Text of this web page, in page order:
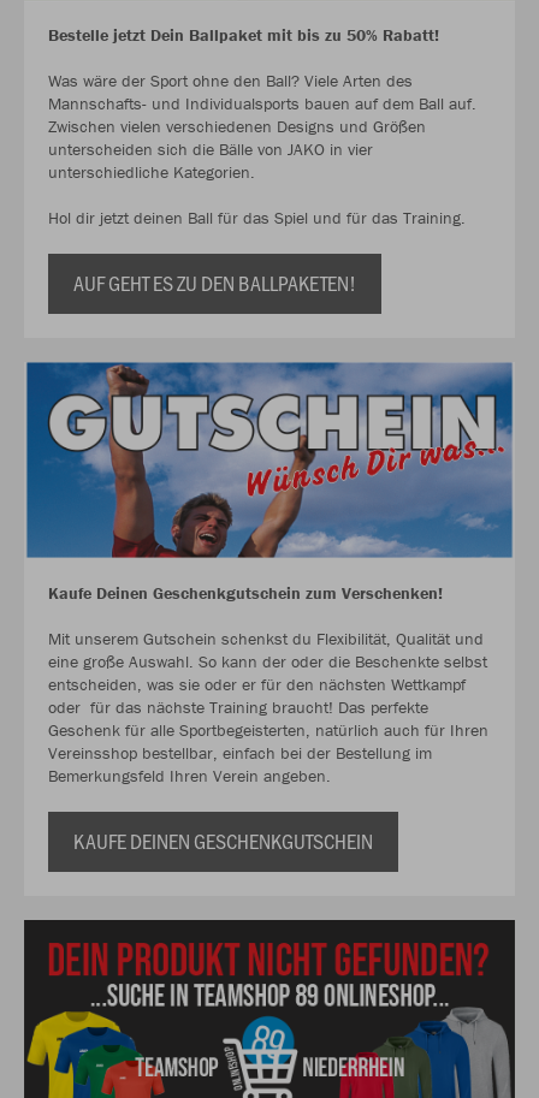
Bestelle jetzt Dein Ballpaket mit bis zu 50% Rabatt!
Was wäre der Sport ohne den Ball? Viele Arten des
Mannschafts- und Individualsports bauen auf dem Ball auf.
Zwischen vielen verschiedenen Designs und Größen
unterscheiden sich die Bälle von JAKO in vier
unterschiedliche Kategorien.
Hol dir jetzt deinen Ball für das Spiel und für das Training.
AUF GEHT ES ZU DEN BALLPAKETEN!
Kaufe Deinen Geschenkgutschein zum Verschenken!
Mit unserem Gutschein schenkst du Flexibilität, Qualität und
eine große Auswahl. So kann der oder die Beschenkte selbst
entscheiden, was sie oder er für den nächsten Wettkampf
oder für das nächste Training braucht! Das perfekte
Geschenk für alle Sportbegeisterten, natürlich auch für Ihren
Vereinsshop bestellbar, einfach bei der Bestellung im
Bemerkungsfeld Ihren Verein angeben.
KAUFE DEINEN GESCHENKGUTSCHEIN